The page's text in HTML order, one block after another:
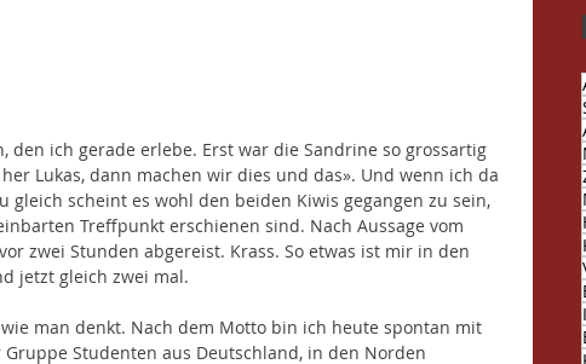
den ich gerade erlebe. Erst war die Sandrine so grossartig
Lukas, dann machen wir dies und das». Und wenn ich da
gleich scheint es wohl den beiden Kiwis gegangen zu sein,
Treffpunkt erschienen sind. Nach Aussage vom
zwei Stunden abgereist. Krass. So etwas ist mir in den
jetzt gleich zwei mal.
man denkt. Nach dem Motto bin ich heute spontan mit
Studenten aus Deutschland, in den Norden